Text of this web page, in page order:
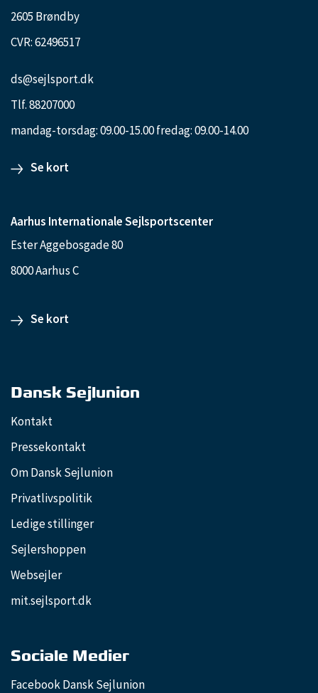
2605 Brøndby
CVR: 62496517
ds@sejlsport.dk
Tlf. 88207000
mandag-torsdag: 09.00-15.00 fredag: 09.00-14.00
Se kort
Aarhus Internationale Sejlsportscenter
Ester Aggebosgade 80
8000 Aarhus C
Se kort
Dansk Sejlunion
Kontakt
Pressekontakt
Om Dansk Sejlunion
Privatlivspolitik
Ledige stillinger
Sejlershoppen
Websejler
mit.sejlsport.dk
Sociale Medier
Facebook Dansk Sejlunion